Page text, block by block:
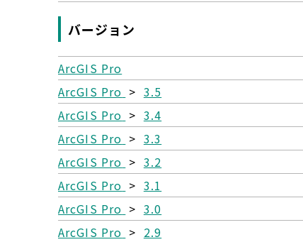
バージョン
ArcGIS Pro
ArcGIS Pro > 3.5
ArcGIS Pro > 3.4
ArcGIS Pro > 3.3
ArcGIS Pro > 3.2
ArcGIS Pro > 3.1
ArcGIS Pro > 3.0
ArcGIS Pro > 2.9